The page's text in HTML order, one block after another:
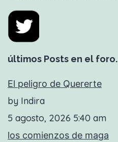
últimos Posts en el foro.
El peligro de Quererte
by Indira
5 agosto, 2026 5:40 am
los comienzos de maga